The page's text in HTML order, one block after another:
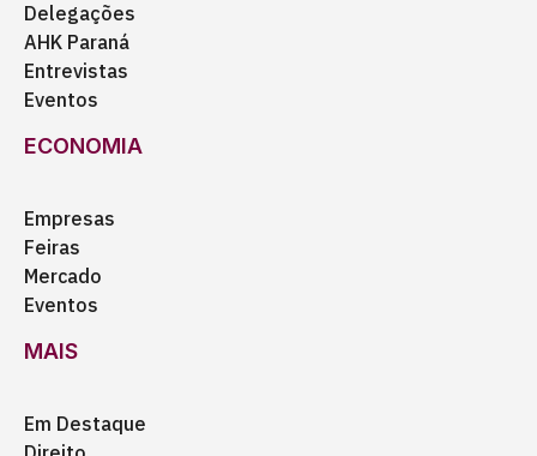
Delegações
AHK Paraná
Entrevistas
Eventos
ECONOMIA
Empresas
Feiras
Mercado
Eventos
MAIS
Em Destaque